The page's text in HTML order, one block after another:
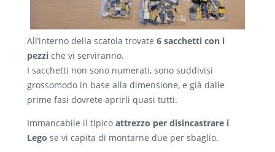
All’interno della scatola trovate 6 sacchetti con i
pezzi che vi serviranno.
I sacchetti non sono numerati, sono suddivisi
grossomodo in base alla dimensione, e già dalle
prime fasi dovrete aprirli quasi tutti.
Immancabile il tipico attrezzo per disincastrare i
Lego se vi capita di montarne due per sbaglio.